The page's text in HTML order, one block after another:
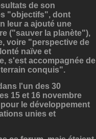
de son
"objectifs", dont
leur a ajouté une
("sauver la planète"),
voire "perspective de
naïve et
s'est accompagnée de
conquis".
l'un des 30
15 et 16 novembre
le développement
unies et